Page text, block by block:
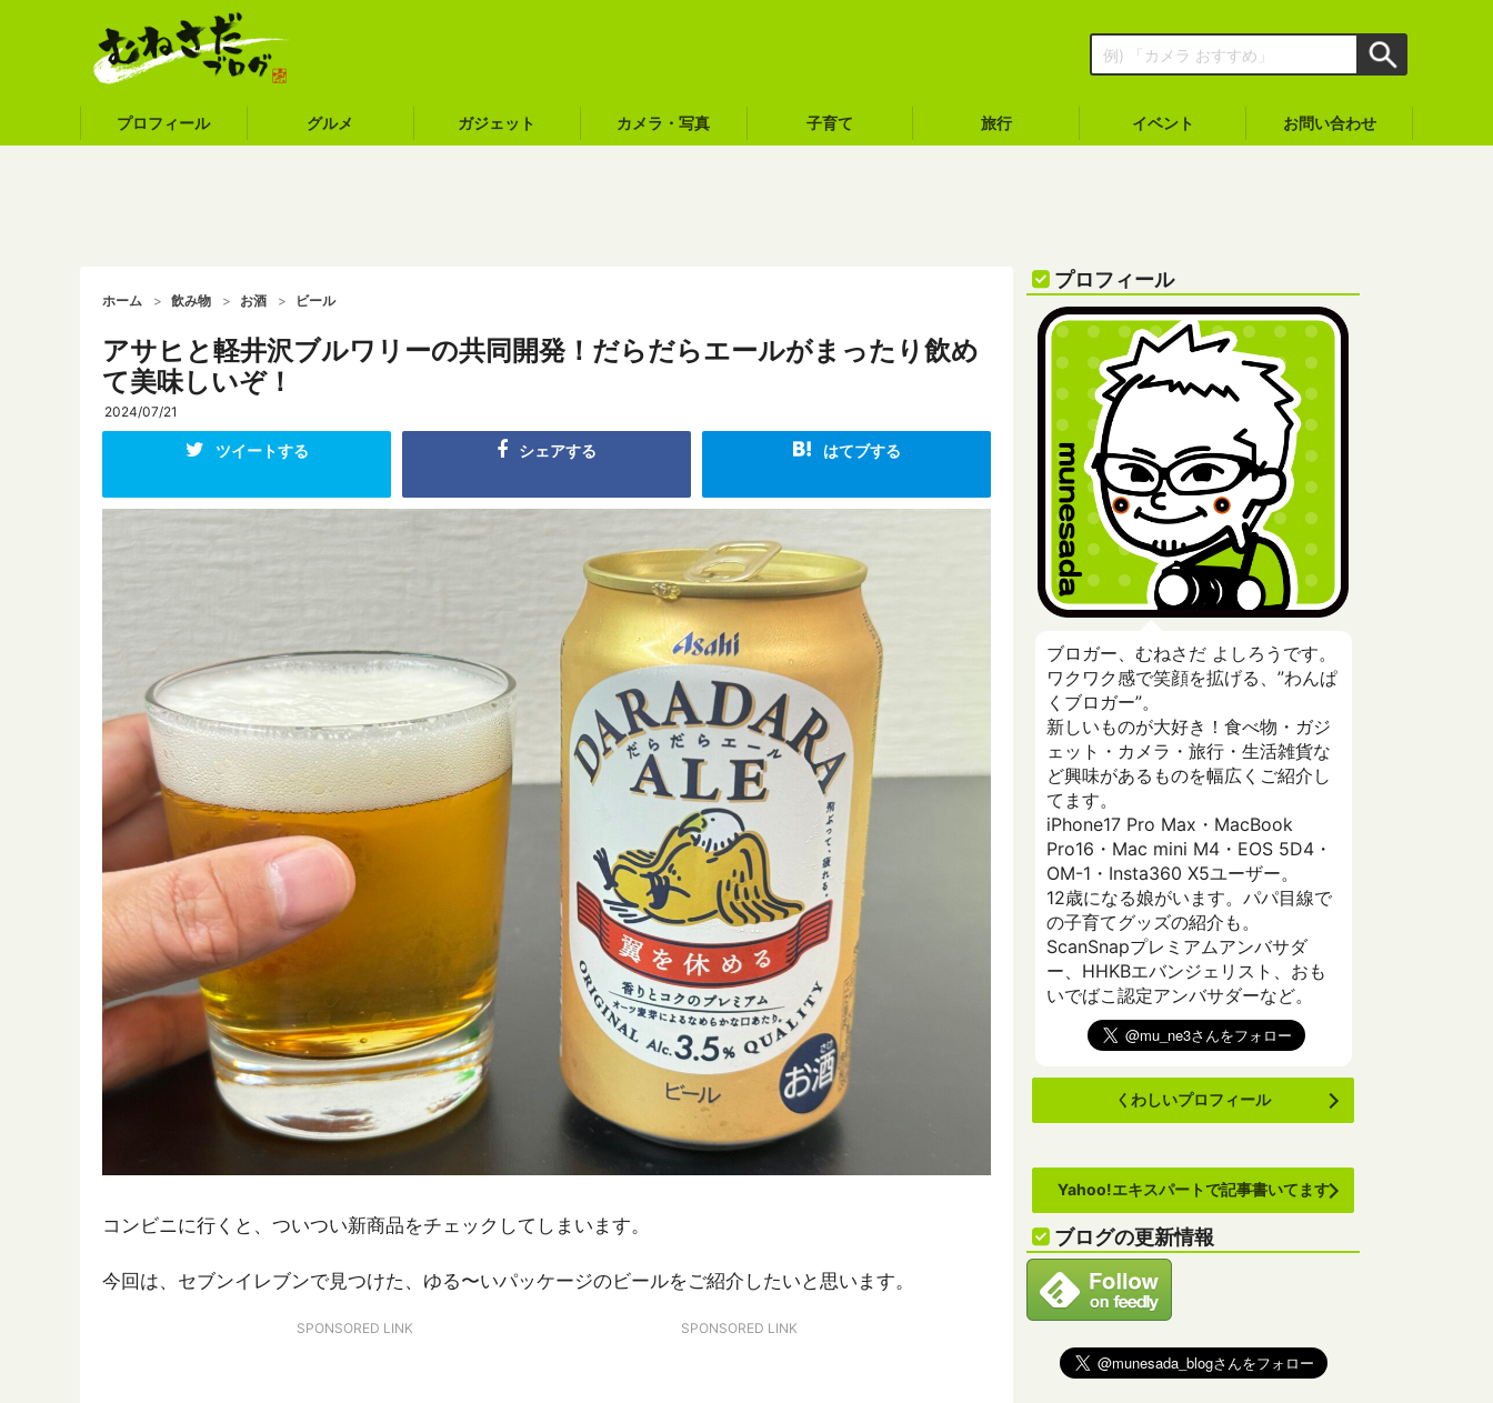
プロフィール グルメ ガジェット カメラ・写真 子育て 旅行 イベント お問い合わせ
ホーム 飲み物 お酒 ビール
アサヒと軽井沢ブルワリーの共同開発！だらだらエールがまったり飲め
て美味しいぞ！
2024/07/21
ツイートする シェアする はてブする
コンビニに行くと、ついつい新商品をチェックしてしまいます。
今回は、セブンイレブンで見つけた、ゆる〜いパッケージのビールをご紹介したいと思います。
SPONSORED LINK SPONSORED LINK
プロフィール
ブロガー、むねさだ よしろうです。
ワクワク感で笑顔を拡げる、”わんぱ
くブロガー”。
新しいものが大好き！食べ物・ガジ
ェット・カメラ・旅行・生活雑貨な
ど興味があるものを幅広くご紹介し
てます。
iPhone17 Pro Max・MacBook
Pro16・Mac mini M4・EOS 5D4・
OM-1・Insta360 X5ユーザー。
12歳になる娘がいます。パパ目線で
の子育てグッズの紹介も。
ScanSnapプレミアムアンバサダ
ー、HHKBエバンジェリスト、おも
いでばこ認定アンバサダーなど。
くわしいプロフィール
Yahoo!エキスパートで記事書いてます
ブログの更新情報